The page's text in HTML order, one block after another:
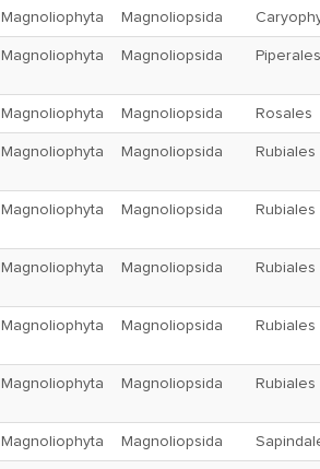
Magnoliophyta Magnoliopsida
Magnoliophyta Magnoliopsida Piperales
Magnoliophyta Magnoliopsida Rosales
Magnoliophyta Magnoliopsida Rubiales
Magnoliophyta Magnoliopsida Rubiales
Magnoliophyta Magnoliopsida Rubiales
Magnoliophyta Magnoliopsida Rubiales
Magnoliophyta Magnoliopsida Rubiales
Magnoliophyta Magnoliopsida